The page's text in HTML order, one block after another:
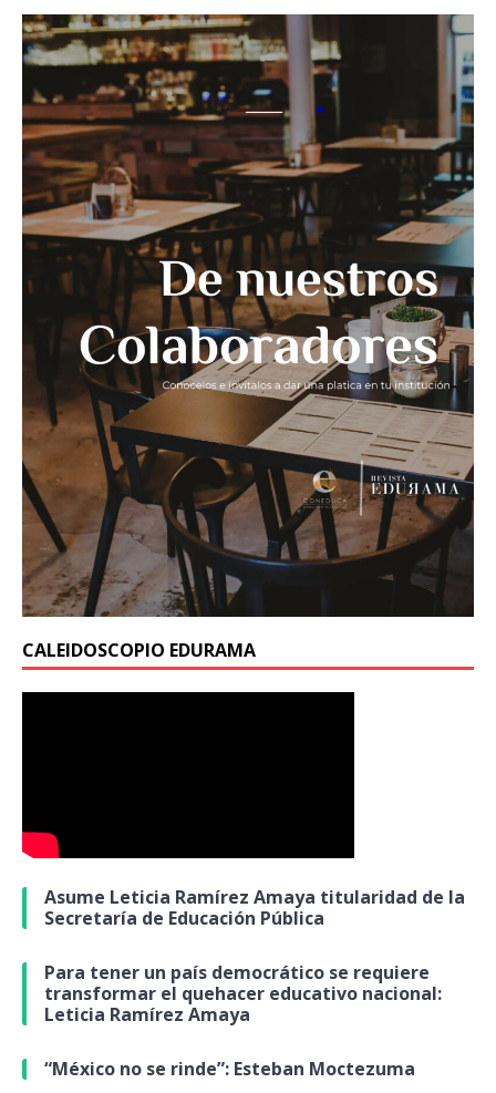
CALEIDOSCOPIO EDURAMA
Asume Leticia Ramírez Amaya titularidad de la
Secretaría de Educación Pública
Para tener un país democrático se requiere
transformar el quehacer educativo nacional:
Leticia Ramírez Amaya
“México no se rinde”: Esteban Moctezuma